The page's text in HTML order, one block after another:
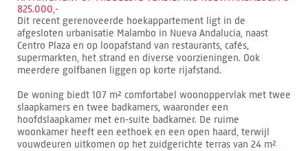
825.000,-
Dit recent gerenoveerde hoekappartement ligt in de
afgesloten urbanisatie Malambo in Nueva Andalucia, naast
Centro Plaza en op loopafstand van restaurants, cafés,
supermarkten, het strand en diverse voorzieningen. Ook
meerdere golfbanen liggen op korte rijafstand.
De woning biedt 107 m² comfortabel woonoppervlak met twee
slaapkamers en twee badkamers, waaronder een
hoofdslaapkamer met en-suite badkamer. De ruime
woonkamer heeft een eethoek en een open haard, terwijl
vouwdeuren uitkomen op het zuidgerichte terras van 24 m²